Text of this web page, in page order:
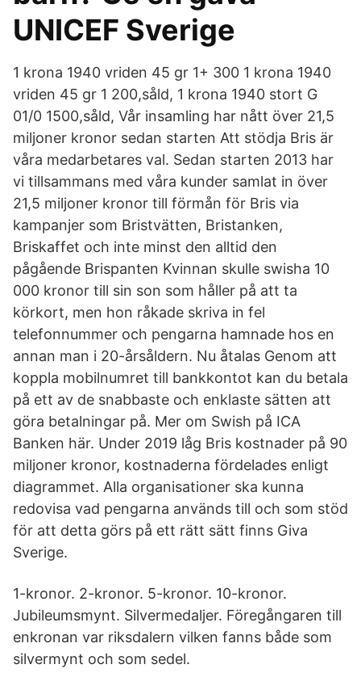
UNICEF Sverige
1 krona 1940 vriden 45 gr 1+ 300 1 krona 1940
vriden 45 gr 1 200,såld, 1 krona 1940 stort G
01/0 1500,såld, Vår insamling har nått över 21,5
miljoner kronor sedan starten Att stödja Bris är
våra medarbetares val. Sedan starten 2013 har
vi tillsammans med våra kunder samlat in över
21,5 miljoner kronor till förmån för Bris via
kampanjer som Bristvätten, Bristanken,
Briskaffet och inte minst den alltid den
pågående Brispanten Kvinnan skulle swisha 10
000 kronor till sin son som håller på att ta
körkort, men hon råkade skriva in fel
telefonnummer och pengarna hamnade hos en
annan man i 20-årsåldern. Nu åtalas Genom att
koppla mobilnumret till bankkontot kan du betala
på ett av de snabbaste och enklaste sätten att
göra betalningar på. Mer om Swish på ICA
Banken här. Under 2019 låg Bris kostnader på 90
miljoner kronor, kostnaderna fördelades enligt
diagrammet. Alla organisationer ska kunna
redovisa vad pengarna används till och som stöd
för att detta görs på ett rätt sätt finns Giva
Sverige.
1-kronor. 2-kronor. 5-kronor. 10-kronor.
Jubileumsmynt. Silvermedaljer. Föregångaren till
enkronan var riksdalern vilken fanns både som
silvermynt och som sedel.